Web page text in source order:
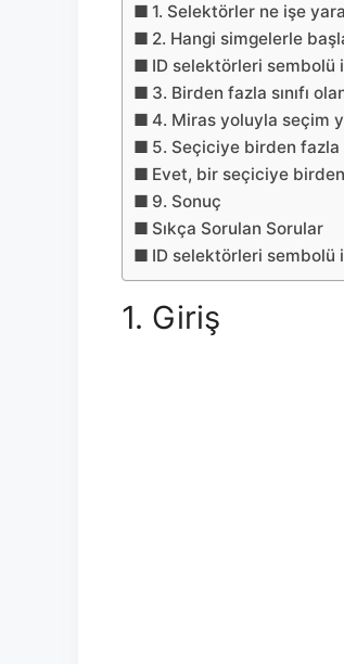
1. Selektörler ne işe
2. Hangi simgelerle
ID selektörleri sembolü
3. Birden fazla sınıfı
4. Miras yoluyla seçim
5. Seçiciye birden
Evet, bir seçiciye
9. Sonuç
Sıkça Sorulan Sorular
ID selektörleri sembolü
1. Giriş